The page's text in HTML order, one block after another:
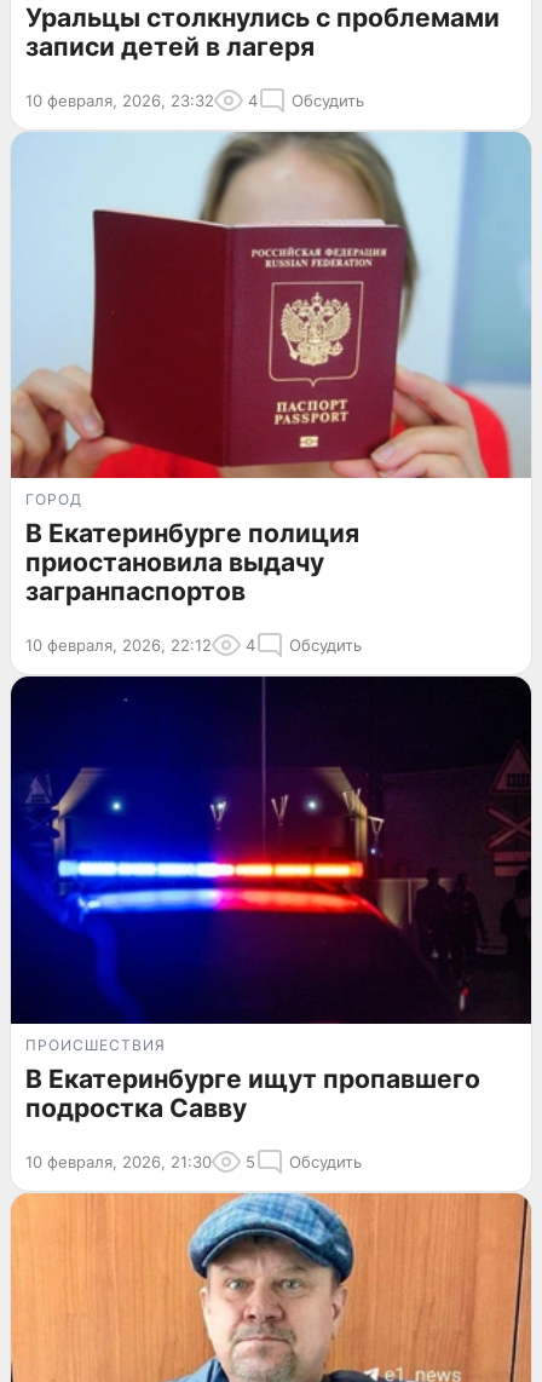
Уральцы столкнулись с проблемами
записи детей в лагеря
10 февраля, 2026, 23:32 4 Обсудить
ГОРОД
В Екатеринбурге полиция
приостановила выдачу
загранпаспортов
10 февраля, 2026, 22:12 4 Обсудить
ПРОИСШЕСТВИЯ
В Екатеринбурге ищут пропавшего
подростка Савву
10 февраля, 2026, 21:30 5 Обсудить